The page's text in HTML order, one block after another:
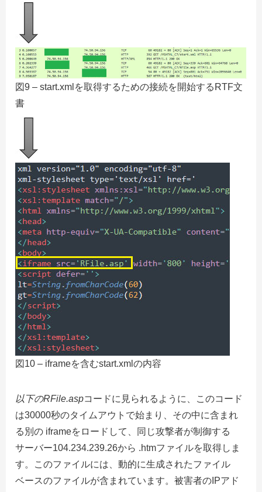
図9 – start.xmlを取得するための接続を開始するRTF文
書
図10 – iframeを含むstart.xmlの内容
以下のRFile.aspコードに見られるように、このコード
は30000秒のタイムアウトで始まり、その中に含まれ
る別の iframeをロードして、同じ攻撃者が制御する
サーバー104.234.239.26か​​ら .htmファイルを取得しま
す。このファイルには、動的に生成されたファイル
ベースのファイルが含まれています。被害者のIPアド